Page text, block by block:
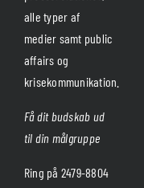
alle typer af
medier samt public
affairs og
krisekommunikation.
Få dit budskab ud
til din målgruppe
Ring på 2479-8804